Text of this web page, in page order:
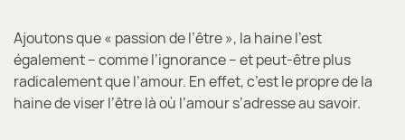
Ajoutons que « passion de l’être », la haine l’est
également – comme l’ignorance – et peut-être plus
radicalement que l’amour. En effet, c’est le propre de la
haine de viser l’être là où l’amour s’adresse au savoir.